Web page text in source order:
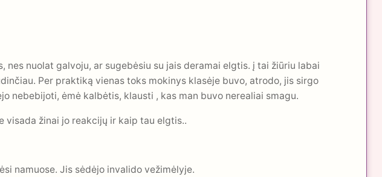
nuolat galvoju, ar sugebėsiu su jais deramai elgtis. į tai žiūriu labai
Per praktiką vienas toks mokinys klasėje buvo, atrodo, jis sirgo
nebebijoti, ėmė kalbėtis, klausti , kas man buvo nerealiai smagu.
visada žinai jo reakcijų ir kaip tau elgtis..
namuose. Jis sėdėjo invalido vežimėlyje.